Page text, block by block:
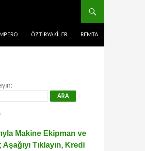
ÖZTIRYAKILER REMTA
Makine Ekipman ve
Tıklayın, Kredi